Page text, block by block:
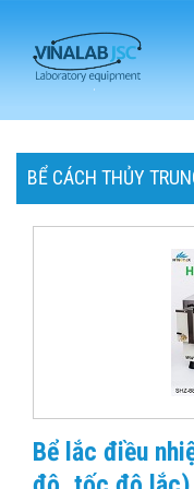
BỂ CÁCH THỦY
Bể lắc điều